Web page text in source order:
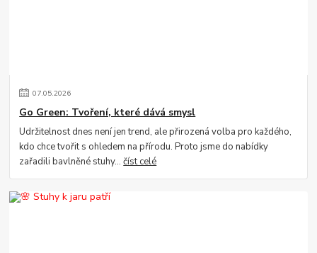
07.05.2026
Go Green: Tvoření, které dává smysl
Udržitelnost dnes není jen trend, ale přirozená volba pro každého,
kdo chce tvořit s ohledem na přírodu. Proto jsme do nabídky
zařadili bavlněné stuhy...číst celé